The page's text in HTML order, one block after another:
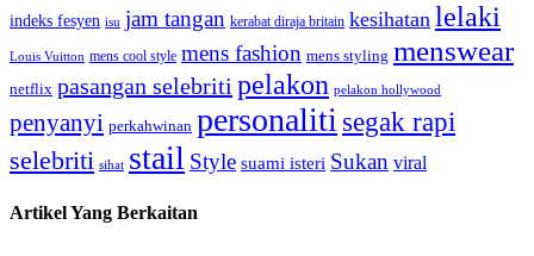
indeks fesyen isu jam tangan kerabat diraja britain kesihatan lelaki
Louis Vuitton mens cool style mens fashion mens styling menswear
netflix pasangan selebriti pelakon pelakon hollywood
penyanyi perkahwinan personaliti segak rapi
selebriti sihat stail Style suami isteri Sukan viral
Artikel Yang Berkaitan